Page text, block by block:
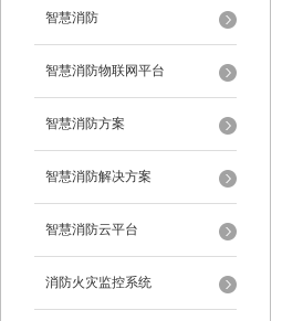
智慧消防
智慧消防物联网平台
智慧消防方案
智慧消防解决方案
智慧消防云平台
消防火灾监控系统